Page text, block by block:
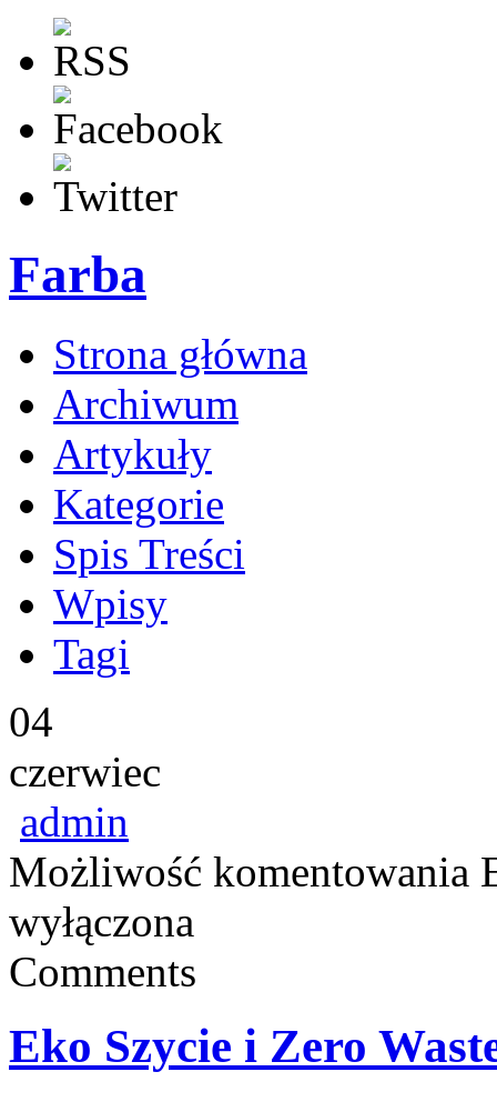
Farba
Strona główna
Archiwum
Artykuły
Kategorie
Spis Treści
Wpisy
Tagi
04
czerwiec
admin
Możliwość komentowania
wyłączona
Comments
Eko Szycie i Zero